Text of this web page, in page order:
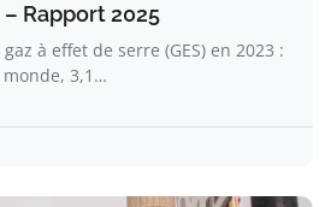
Rapport 2025
à effet de serre (GES) en 2023 :
3,1…